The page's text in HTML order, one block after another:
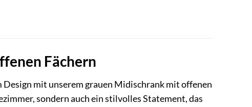
Fächern
mit unserem grauen Midischrank mit offenen
sondern auch ein stilvolles Statement, das